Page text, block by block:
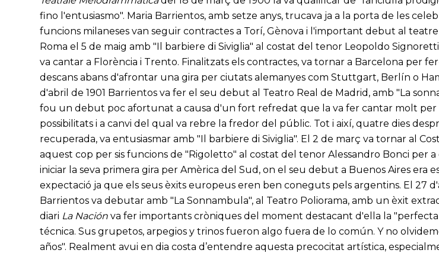
fino l'entusiasmo". Maria Barrientos, amb setze anys, trucava ja a la porta de les
funcions milaneses van seguir contractes a Torí, Gènova i l'important debut al teatre
Roma el 5 de maig amb "Il barbiere di Siviglia" al costat del tenor Leopoldo
va cantar a Florència i Trento. Finalitzats els contractes, va tornar a Barcelona per
descans abans d'afrontar una gira per ciutats alemanyes com Stuttgart, Berlín o
d'abril de 1901 Barrientos va fer el seu debut al Teatro Real de Madrid, amb "La
fou un debut poc afortunat a causa d'un fort refredat que la va fer cantar molt per
possibilitats i a canvi del qual va rebre la fredor del públic. Tot i així, quatre dies
recuperada, va entusiasmar amb "Il barbiere di Siviglia". El 2 de març va tornar al
aquest cop per sis funcions de "Rigoletto" al costat del tenor Alessandro Bonci per
iniciar la seva primera gira per Amèrica del Sud, on el seu debut a Buenos Aires era
expectació ja que els seus èxits europeus eren ben coneguts pels argentins. El 27
Barrientos va debutar amb "La Sonnambula", al Teatro Poliorama, amb un èxit
diari La Nación va fer importants cròniques del moment destacant d'ella la
técnica. Sus grupetos, arpegios y trinos fueron algo fuera de lo común. Y no
años". Realment avui en dia costa d’entendre aquesta precocitat artística,